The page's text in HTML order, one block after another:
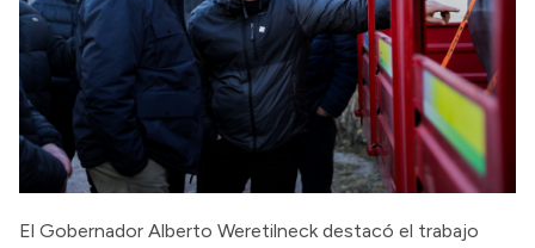
El Gobernador Alberto Weretilneck destacó el trabajo